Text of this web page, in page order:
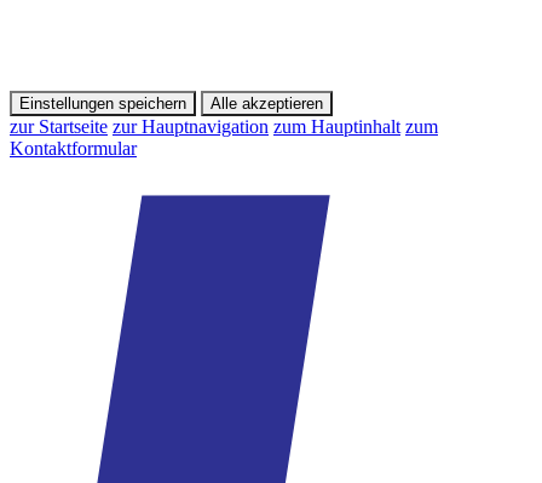
Einstellungen speichern Alle akzeptieren
zur Startseite zur Hauptnavigation zum Hauptinhalt zum
Kontaktformular